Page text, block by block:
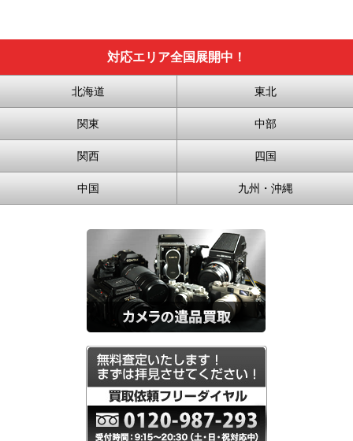
対応エリア全国展開中！
北海道 東北
関東 中部
関西 四国
中国 九州・沖縄